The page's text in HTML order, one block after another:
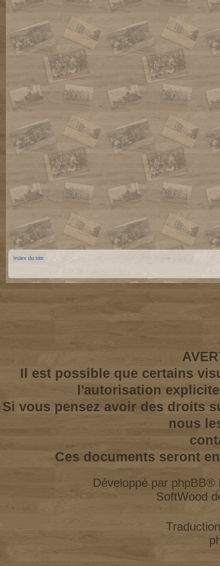
Index du site
Il est possible que certains
l'autorisation
Si vous pensez avoir des droits
nous
Ces documents seront
Développé par phpBB®
SoftWood